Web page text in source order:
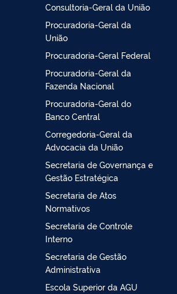
Consultoria-Geral da União
Procuradoria-Geral da
União
Procuradoria-Geral Federal
Procuradoria-Geral da
Fazenda Nacional
Procuradoria-Geral do
Banco Central
Corregedoria-Geral da
Advocacia da União
Secretaria de Governança e
Gestão Estratégica
Secretaria de Atos
Normativos
Secretaria de Controle
Interno
Secretaria de Gestão
Administrativa
Escola Superior da AGU